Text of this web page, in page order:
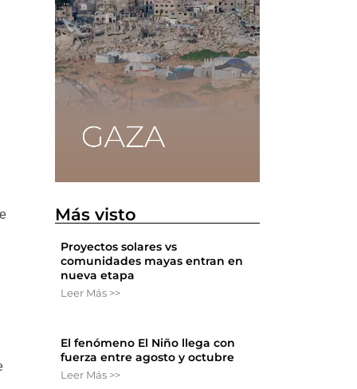
Más visto
Proyectos solares vs
comunidades mayas entran en
nueva etapa
Leer Más >>
El fenómeno El Niño llega con
fuerza entre agosto y octubre
Leer Más >>